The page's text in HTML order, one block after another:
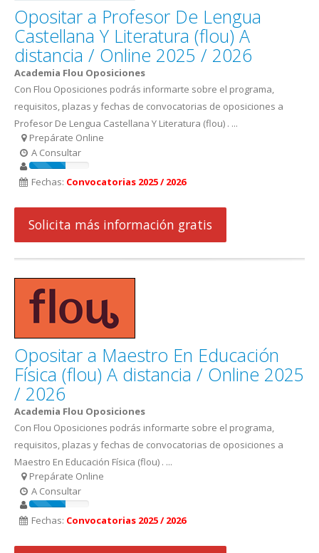
Opositar a Profesor De Lengua
Castellana Y Literatura (flou) A
distancia / Online 2025 / 2026
Academia Flou Oposiciones
Con Flou Oposiciones podrás informarte sobre el programa,
requisitos, plazas y fechas de convocatorias de oposiciones a
Profesor De Lengua Castellana Y Literatura (flou) . ...
Prepárate Online
A Consultar
Fechas: Convocatorias 2025 / 2026
Solicita más información gratis
Opositar a Maestro En Educación
Física (flou) A distancia / Online 2025
/ 2026
Academia Flou Oposiciones
Con Flou Oposiciones podrás informarte sobre el programa,
requisitos, plazas y fechas de convocatorias de oposiciones a
Maestro En Educación Física (flou) . ...
Prepárate Online
A Consultar
Fechas: Convocatorias 2025 / 2026